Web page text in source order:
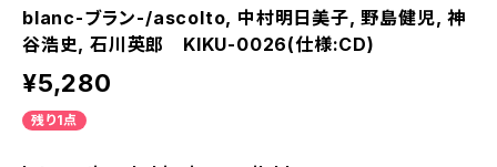
blanc-ブラン-/ascolto, 中村明日美子, 野島健児, 神
谷浩史, 石川英郎 KIKU-0026(仕様:CD)
¥5,280
残り1点